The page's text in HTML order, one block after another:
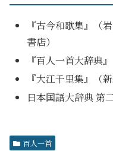
『古今和歌集』（
書店）
『百人一首大辞典
『大江千里集』（
日本国語大辞典 第
百人一首